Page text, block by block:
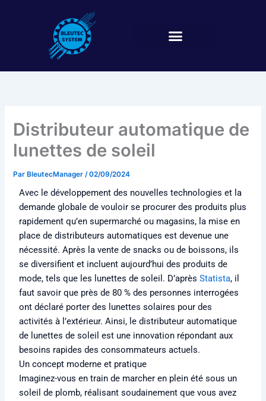
Distributeur automatique de
lunettes de soleil
Par BleutecManager/02/09/2024
Avec le développement des nouvelles technologies et la
demande globale de vouloir se procurer des produits plus
rapidement qu’en supermarché ou magasins, la mise en
place de distributeurs automatiques est devenue une
nécessité. Après la vente de snacks ou de boissons, ils
se diversifient et incluent aujourd’hui des produits de
mode, tels que les lunettes de soleil. D’aprèsStatista, il
faut savoir que près de 80 % des personnes interrogées
ont déclaré porter des lunettes solaires pour des
activités à l’extérieur. Ainsi, le distributeur automatique
de lunettes de soleil est une innovation répondant aux
besoins rapides des consommateurs actuels.
Un concept moderne et pratique
Imaginez-vous en train de marcher en plein été sous un
soleil de plomb, réalisant soudainement que vous avez